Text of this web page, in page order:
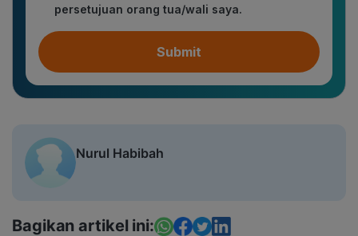
persetujuan orang tua/wali saya.
Submit
Nurul Habibah
Bagikan artikel ini: